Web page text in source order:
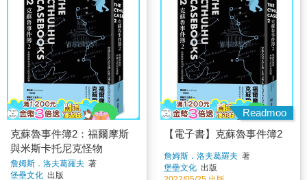
克蘇魯事件簿2：福爾摩斯
與米斯卡托尼克怪物
詹姆斯．洛夫葛羅夫 著
堡壘文化 出版
Readmoo
【電子書】克蘇魯事件簿2
詹姆斯．洛夫葛羅夫 著
堡壘文化 出版